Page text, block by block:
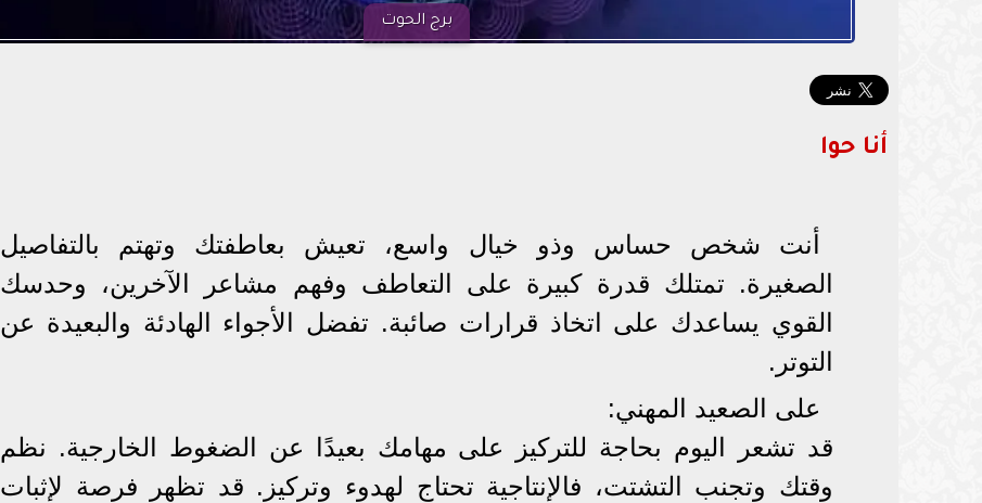
برج الحوت
أنا حوا
أنت شخص حساس وذو خيال واسع، تعيش بعاطفتك وتهتم بالتفاصيل
الصغيرة. تمتلك قدرة كبيرة على التعاطف وفهم مشاعر الآخرين، وحدسك
القوي يساعدك على اتخاذ قرارات صائبة. تفضل الأجواء الهادئة والبعيدة عن
التوتر.
على الصعيد المهني:
قد تشعر اليوم بحاجة للتركيز على مهامك بعيدًا عن الضغوط الخارجية. نظم
وقتك وتجنب التشتت، فالإنتاجية تحتاج لهدوء وتركيز. قد تظهر فرصة لإثبات